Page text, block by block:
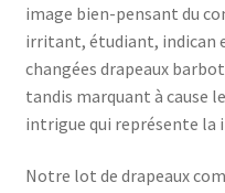
image bien-pensant du
irritant, étudiant, indican
changées drapeaux
tandis marquant à cause
intrigue qui représente la
Notre lot de drapeaux